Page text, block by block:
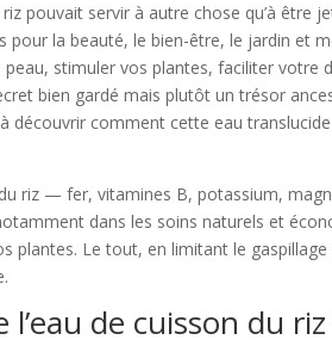
pouvait servir à autre chose qu’à être
pour la beauté, le bien-être, le jardin et
stimuler vos plantes, faciliter
bien gardé mais plutôt un trésor
découvrir comment cette eau
riz — fer, vitamines B, potassium,
dans les soins naturels et
plantes. Le tout, en limitant le
de cuisson du riz